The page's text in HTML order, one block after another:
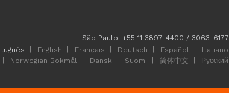
São Paulo: +55 11 3897-4400 / 3063-6177
English Français Deutsch Español
Italiano
Norwegian Bokmål Dansk Suomi 简体中文 Русский